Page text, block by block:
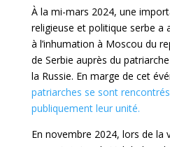
À la mi-mars 2024, une
religieuse et politique serbe a
à l’inhumation à Moscou du
de Serbie auprès du
la Russie. En marge de cet
patriarches se sont
publiquement leur unité.
En novembre 2024, lors de la